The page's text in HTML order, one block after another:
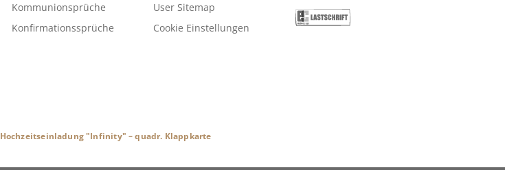
Kommunionsprüche
Konfirmationssprüche
User Sitemap
Cookie Einstellungen
Hochzeitseinladung "Infinity" – quadr. Klappkarte